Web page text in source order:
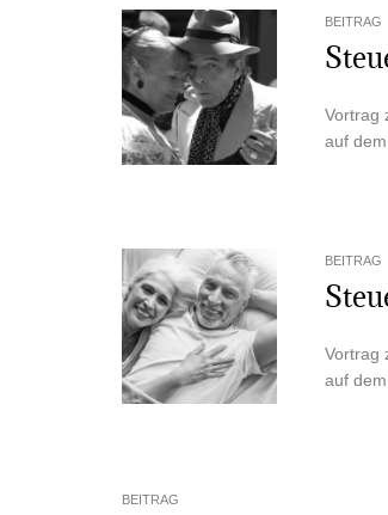
BEITRAG
Vor­trag
auf
BEITRAG
Vor­trag
auf
BEITRAG